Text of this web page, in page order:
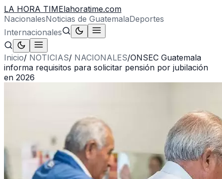
LA HORA TIMElahoratime.com
NacionalesNoticias de GuatemalaDeportes
Internacionales
Inicio/ NOTICIAS/ NACIONALES/ONSEC Guatemala
informa requisitos para solicitar pensión por jubilación
en 2026